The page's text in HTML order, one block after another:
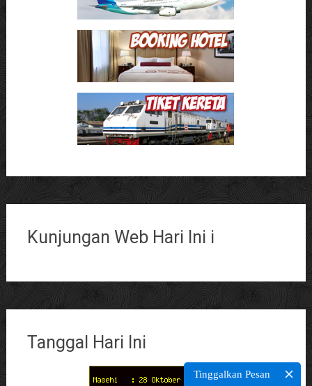
Tinggalkan Pesan
Kunjungan Web Hari Ini i
Tanggal Hari Ini